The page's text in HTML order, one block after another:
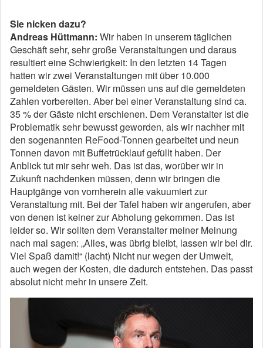
Sie nicken dazu?
Andreas Hüttmann: Wir haben in unserem täglichen
Geschäft sehr, sehr große Veranstaltungen und daraus
resultiert eine Schwierigkeit: In den letzten 14 Tagen
hatten wir zwei Veranstaltungen mit über 10.000
gemeldeten Gästen. Wir müssen uns auf die gemeldeten
Zahlen vorbereiten. Aber bei einer Veranstaltung sind ca.
35 % der Gäste nicht erschienen. Dem Veranstalter ist die
Problematik sehr bewusst geworden, als wir nachher mit
den sogenannten ReFood-Tonnen gearbeitet und neun
Tonnen davon mit Buffetrücklauf gefüllt haben. Der
Anblick tut mir sehr weh. Das ist das, worüber wir in
Zukunft nachdenken müssen, denn wir bringen die
Hauptgänge von vornherein alle vakuumiert zur
Veranstaltung mit. Bei der Tafel haben wir angerufen, aber
von denen ist keiner zur Abholung gekommen. Das ist
leider so. Wir sollten dem Veranstalter meiner Meinung
nach mal sagen: „Alles, was übrig bleibt, lassen wir bei dir.
Viel Spaß damit!“ (lacht) Nicht nur wegen der Umwelt,
auch wegen der Kosten, die dadurch entstehen. Das passt
absolut nicht mehr in unsere Zeit.